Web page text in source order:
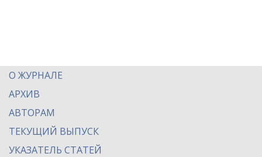
О ЖУРНАЛЕ
АРХИВ
АВТОРАМ
ТЕКУЩИЙ ВЫПУСК
УКАЗАТЕЛЬ СТАТЕЙ